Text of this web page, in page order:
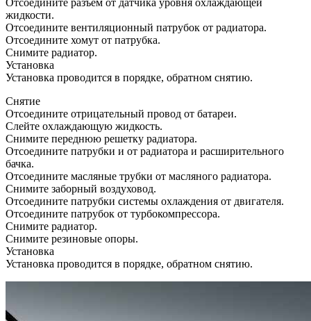
жидкости.
Отсоедините вентиляционный патрубок от радиатора.
Отсоедините хомут от патрубка.
Снимите радиатор.
Установка
Установка проводится в порядке, обратном снятию.
Снятие
Отсоедините отрицательный провод от батареи.
Слейте охлаждающую жидкость.
Снимите переднюю решетку радиатора.
Отсоедините патрубки и от радиатора и расширительного
бачка.
Отсоедините масляные трубки от масляного радиатора.
Снимите заборный воздуховод.
Отсоедините патрубки системы охлаждения от двигателя.
Отсоедините патрубок от турбокомпрессора.
Снимите радиатор.
Снимите резиновые опоры.
Установка
Установка проводится в порядке, обратном снятию.